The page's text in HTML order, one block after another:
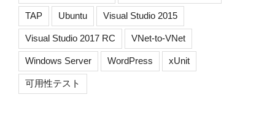
TAP Ubuntu Visual Studio 2015
Visual Studio 2017 RC VNet-to-VNet
Windows Server WordPress xUnit
可用性テスト